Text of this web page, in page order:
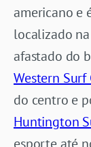
americano e
localizado
afastado do
Western Surf
do centro e
Huntington
esporte até